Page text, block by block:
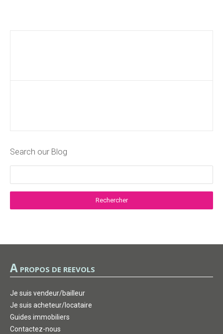
Search our Blog
A PROPOS DE REEVOLS
Je suis vendeur/bailleur
Je suis acheteur/locataire
Guides immobiliers
Contactez-nous